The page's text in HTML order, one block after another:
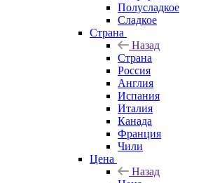
Полусладкое
Сладкое
Страна
Назад
Страна
Россия
Англия
Испания
Италия
Канада
Франция
Чили
Цена
Назад